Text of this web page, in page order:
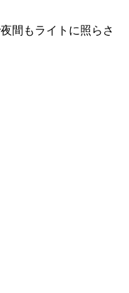
間もライトに照らさ